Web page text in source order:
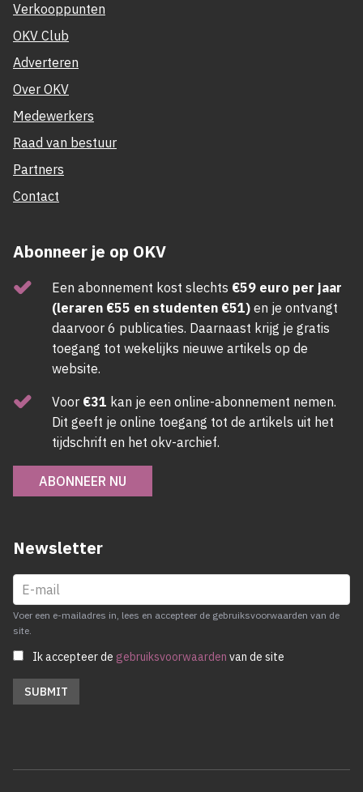
Verkooppunten
OKV Club
Adverteren
Over OKV
Medewerkers
Raad van bestuur
Partners
Contact
Abonneer je op OKV
Een abonnement kost slechts €59 euro per jaar
(leraren €55 en studenten €51) en je ontvangt
daarvoor 6 publicaties. Daarnaast krijg je gratis
toegang tot wekelijks nieuwe artikels op de
website.
Voor €31 kan je een online-abonnement nemen.
Dit geeft je online toegang tot de artikels uit het
tijdschrift en het okv-archief.
ABONNEER NU
Newsletter
Voer een e-mailadres in, lees en accepteer de gebruiksvoorwaarden van de
site.
Ik accepteer de gebruiksvoorwaarden van de site